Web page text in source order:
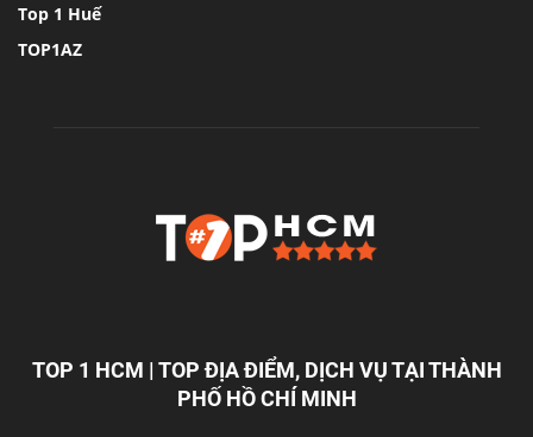
Top 1 Huế
TOP1AZ
TOP 1 HCM | TOP ĐỊA ĐIỂM, DỊCH VỤ TẠI THÀNH
PHỐ HỒ CHÍ MINH